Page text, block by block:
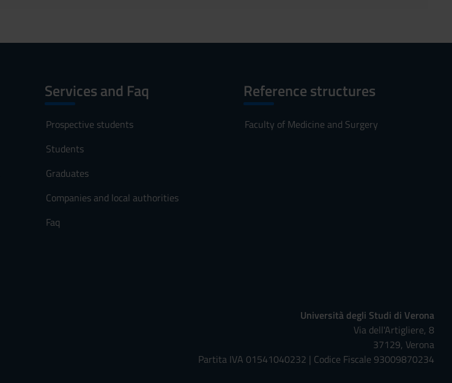
Services and Faq
Prospective students
Students
Graduates
Companies and local authorities
Faq
Reference structures
Faculty of Medicine and Surgery
Università degli Studi di Verona
Via dell'Artigliere, 8
37129, Verona
Partita IVA 01541040232 | Codice Fiscale 93009870234